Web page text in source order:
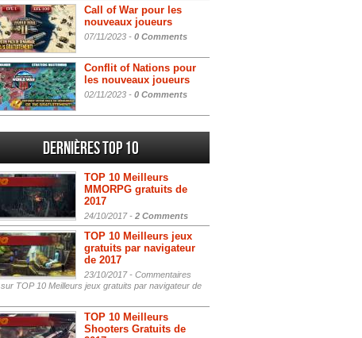
Call of War pour les
nouveaux joueurs
07/11/2023 - 0 Comments
Conflit of Nations pour
les nouveaux joueurs
02/11/2023 - 0 Comments
Dernières Top 10
TOP 10 Meilleurs
MMORPG gratuits de
2017
24/10/2017 - 2 Comments
TOP 10 Meilleurs jeux
gratuits par navigateur
de 2017
23/10/2017 - Commentaires
sur TOP 10 Meilleurs jeux gratuits par navigateur de
TOP 10 Meilleurs
Shooters Gratuits de